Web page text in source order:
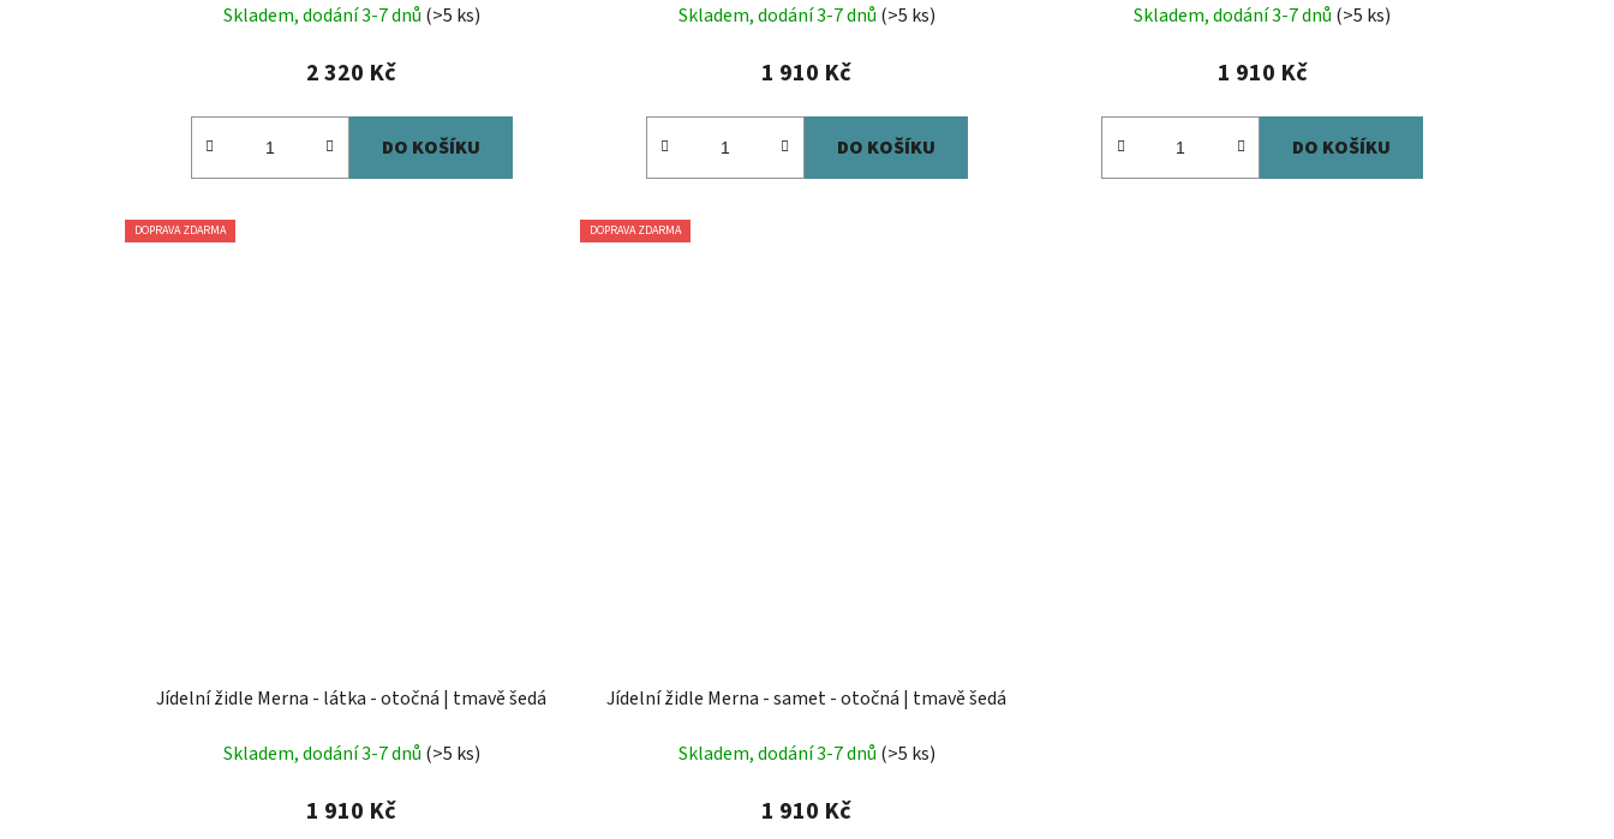
Skladem, dodání 3-7 dnů (>5 ks)
2 320 Kč
DO KOŠÍKU
Skladem, dodání 3-7 dnů (>5 ks)
1 910 Kč
DO KOŠÍKU
Skladem, dodání 3-7 dnů (>5 ks)
1 910 Kč
DO KOŠÍKU
DOPRAVA ZDARMA
Jídelní židle Merna - látka - otočná | tmavě šedá
Skladem, dodání 3-7 dnů (>5 ks)
1 910 Kč
DOPRAVA ZDARMA
Jídelní židle Merna - samet - otočná | tmavě šedá
Skladem, dodání 3-7 dnů (>5 ks)
1 910 Kč